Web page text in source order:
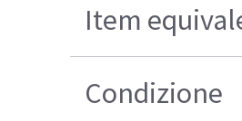
Item
Condizione